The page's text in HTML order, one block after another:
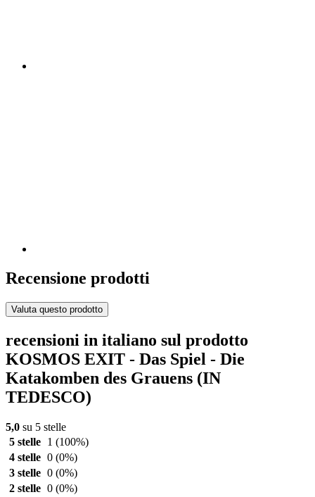
Recensione prodotti
Valuta questo prodotto
recensioni in italiano sul prodotto
KOSMOS EXIT - Das Spiel - Die
Katakomben des Grauens (IN
TEDESCO)
5,0 su 5 stelle
5 stelle
1 (100%)
4 stelle 0 (0%)
3 stelle 0 (0%)
2 stelle 0 (0%)